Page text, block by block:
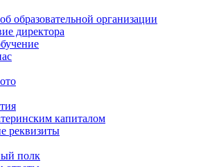
образовательной организации
директора
капиталом
реквизиты
полк